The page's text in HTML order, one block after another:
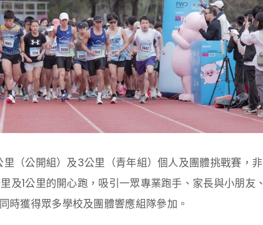
里（公開組）及3公里（青年組）個人及團體挑戰賽，非
及1公里的開心跑，吸引一眾專業跑手、家長與小朋友、
時獲得眾多學校及團體響應組隊參加。